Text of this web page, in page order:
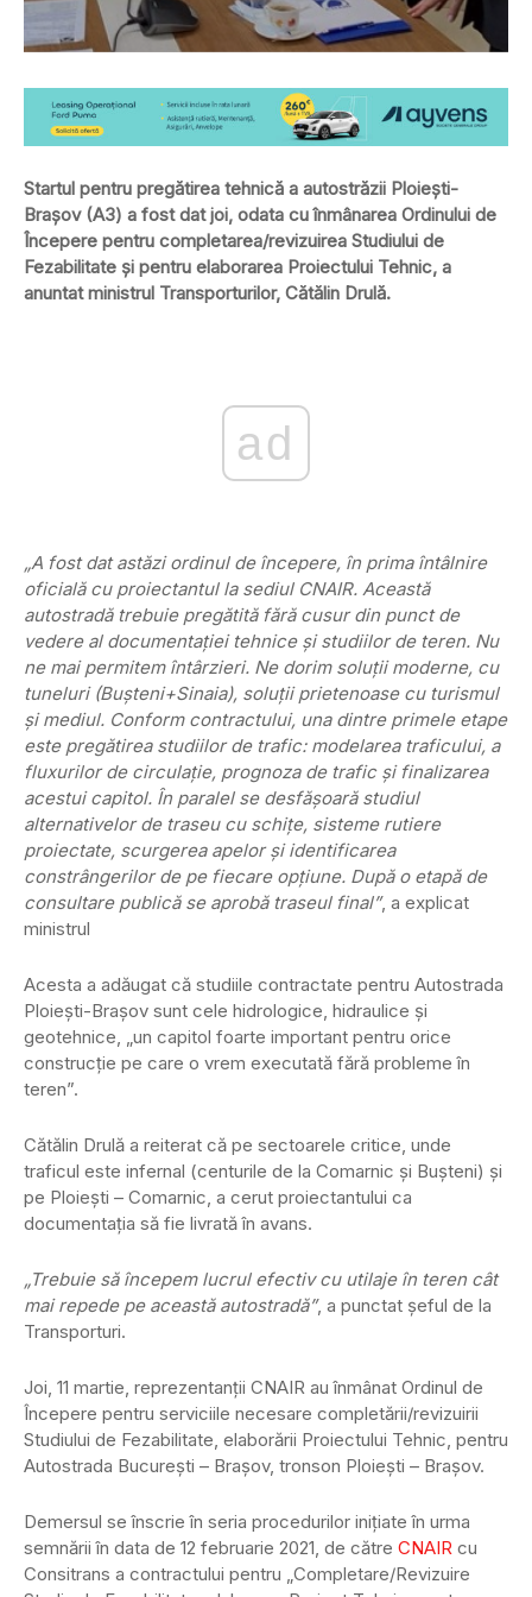
Startul pentru pregătirea tehnică a autostrăzii Ploieşti-
Braşov (A3) a fost dat joi, odata cu înmânarea Ordinului de
Începere pentru completarea/revizuirea Studiului de
Fezabilitate și pentru elaborarea Proiectului Tehnic, a
anuntat ministrul Transporturilor, Cătălin Drulă.
ad
„A fost dat astăzi ordinul de începere, în prima întâlnire
oficială cu proiectantul la sediul CNAIR. Această
autostradă trebuie pregătită fără cusur din punct de
vedere al documentaţiei tehnice şi studiilor de teren. Nu
ne mai permitem întârzieri. Ne dorim soluţii moderne, cu
tuneluri (Buşteni+Sinaia), soluţii prietenoase cu turismul
şi mediul. Conform contractului, una dintre primele etape
este pregătirea studiilor de trafic: modelarea traficului, a
fluxurilor de circulaţie, prognoza de trafic şi finalizarea
acestui capitol. În paralel se desfăşoară studiul
alternativelor de traseu cu schiţe, sisteme rutiere
proiectate, scurgerea apelor şi identificarea
constrângerilor de pe fiecare opţiune. După o etapă de
consultare publică se aprobă traseul final”, a explicat
ministrul
Acesta a adăugat că studiile contractate pentru Autostrada
Ploieşti-Braşov sunt cele hidrologice, hidraulice şi
geotehnice, „un capitol foarte important pentru orice
construcţie pe care o vrem executată fără probleme în
teren”.
Cătălin Drulă a reiterat că pe sectoarele critice, unde
traficul este infernal (centurile de la Comarnic şi Buşteni) şi
pe Ploieşti – Comarnic, a cerut proiectantului ca
documentaţia să fie livrată în avans.
„Trebuie să începem lucrul efectiv cu utilaje în teren cât
mai repede pe această autostradă”, a punctat şeful de la
Transporturi.
Joi, 11 martie, reprezentanţii CNAIR au înmânat Ordinul de
Începere pentru serviciile necesare completării/revizuirii
Studiului de Fezabilitate, elaborării Proiectului Tehnic, pentru
Autostrada Bucureşti – Braşov, tronson Ploieşti – Braşov.
Demersul se înscrie în seria procedurilor iniţiate în urma
semnării în data de 12 februarie 2021, de către CNAIR cu
Consitrans a contractului pentru „Completare/Revizuire